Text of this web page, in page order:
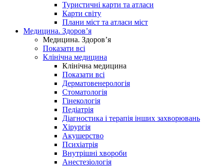
Туристичні карти та атласи
Карти світу
Плани міст та атласи міст
Медицина. Здоров’я
Медицина. Здоров’я
Показати всі
Клінічна медицина
Клінічна медицина
Показати всі
Дерматовенерологія
Стоматологія
Гінекологія
Педіатрія
Діагностика і терапія інших захворювань
Хірургія
Акушерство
Психіатрія
Внутрішні хвороби
Анестезіологія